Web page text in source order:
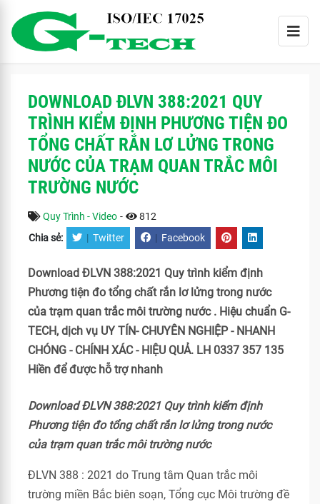
DOWNLOAD ĐLVN 388:2021 QUY
TRÌNH KIỂM ĐỊNH PHƯƠNG TIỆN ĐO
TỔNG CHẤT RẮN LƠ LỬNG TRONG
NƯỚC CỦA TRẠM QUAN TRẮC MÔI
TRƯỜNG NƯỚC
Quy Trình - Video - 812
Chia sẻ: | Twitter | Facebook
Download ĐLVN 388:2021 Quy trình kiểm định
Phương tiện đo tổng chất rắn lơ lửng trong nước
của trạm quan trắc môi trường nước . Hiệu chuẩn G-
TECH, dịch vụ UY TÍN- CHUYÊN NGHIỆP - NHANH
CHÓNG - CHÍNH XÁC - HIỆU QUẢ. LH 0337 357 135
Hiền để được hỗ trợ nhanh
Download ĐLVN 388:2021 Quy trình kiểm định
Phương tiện đo tổng chất rắn lơ lửng trong nước
của trạm quan trắc môi trường nước
ĐLVN 388 : 2021 do Trung tâm Quan trắc môi
trường miền Bắc biên soạn, Tổng cục Môi trường đề